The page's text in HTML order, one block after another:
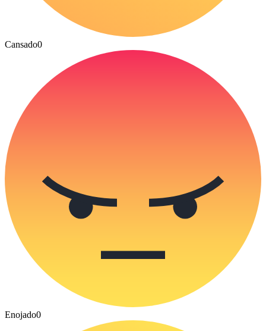
Cansado0
Enojado0